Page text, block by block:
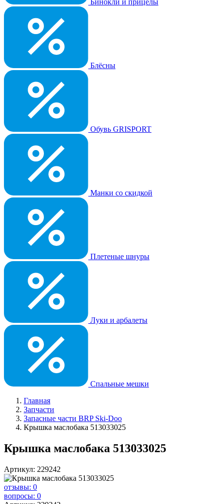
Бинокли и прицелы
Блёсны
Обувь GRISPORT
Манки со скидкой
Плетеные шнуры
Луки и арбалеты
Спальные мешки
Главная
Запчасти
Запасные части BRP Ski-Doo
Крышка маслобака 513033025
Крышка маслобака 513033025
Артикул: 229242
отзывы: 0
вопросы: 0